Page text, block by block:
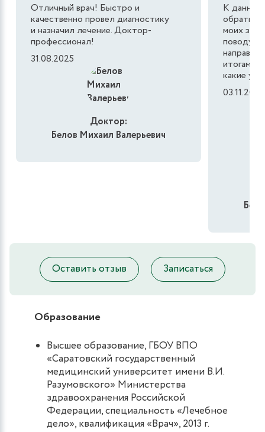
Отличный врач! Быстро и
качественно провел диагностику
и назначил лечение. Доктор-
профессионал!
31.08.2025
Доктор:
Белов Михаил Валерьевич
К
моих
поводу
направил
итогам
какие у
03.11.2023
Оставить отзыв Записаться
Образование
Высшее образование, ГБОУ ВПО
«Саратовский государственный
медицинский университет имени В.И.
Разумовского» Министерства
здравоохранения Российской
Федерации, специальность «Лечебное
дело», квалификация «Врач», 2013 г.